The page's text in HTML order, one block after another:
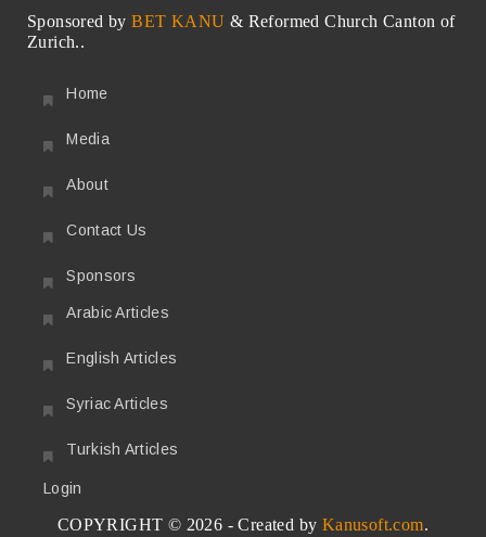
Sponsored byBET KANU & Reformed Church Canton of
Zurich..
Home
Media
About
Contact Us
Sponsors
Arabic Articles
English Articles
Syriac Articles
Turkish Articles
Login
COPYRIGHT © 2026 - Created by Kanusoft.com.